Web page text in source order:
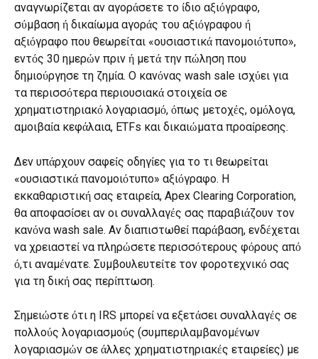
αναγνωρίζεται αν αγοράσετε το ίδιο αξιόγραφο,
σύμβαση ή δικαίωμα αγοράς του αξιόγραφου ή
αξιόγραφο που θεωρείται «ουσιαστικά πανομοιότυπο»,
εντός 30 ημερών πριν ή μετά την πώληση που
δημιούργησε τη ζημία. Ο κανόνας wash sale ισχύει για
τα περισσότερα περιουσιακά στοιχεία σε
χρηματιστηριακό λογαριασμό, όπως μετοχές, ομόλογα,
αμοιβαία κεφάλαια, ETFs και δικαιώματα προαίρεσης.
Δεν υπάρχουν σαφείς οδηγίες για το τι θεωρείται
«ουσιαστικά πανομοιότυπο» αξιόγραφο. Η
εκκαθαριστική σας εταιρεία, Apex Clearing Corporation,
θα αποφασίσει αν οι συναλλαγές σας παραβιάζουν τον
κανόνα wash sale. Αν διαπιστωθεί παράβαση, ενδέχεται
να χρειαστεί να πληρώσετε περισσότερους φόρους από
ό,τι αναμένατε. Συμβουλευτείτε τον φοροτεχνικό σας
για τη δική σας περίπτωση.
Σημειώστε ότι η IRS μπορεί να εξετάσει συναλλαγές σε
πολλούς λογαριασμούς (συμπεριλαμβανομένων
λογαριασμών σε άλλες χρηματιστηριακές εταιρείες) με